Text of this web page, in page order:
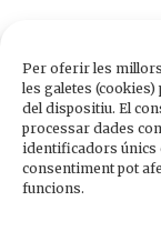
Per oferir les
les galetes
del dispositiu. El
processar dades
identificadors únics
consentiment pot
funcions.